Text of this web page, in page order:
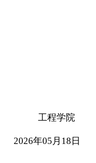
工程学院
2026年05 月 18 日